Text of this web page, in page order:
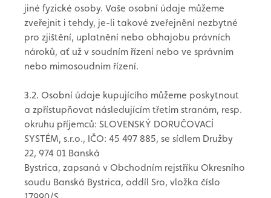
jiné fyzické osoby. Vaše osobní údaje můžeme
zveřejnit i tehdy, je-li takové zveřejnění nezbytné
pro zjištění, uplatnění nebo obhajobu právních
nároků, ať už v soudním řízení nebo ve správním
nebo mimosoudním řízení.
3.2. Osobní údaje kupujícího můžeme poskytnout
a zpřístupňovat následujícím třetím stranám, resp.
okruhu příjemců: SLOVENSKÝ DORUČOVACÍ
SYSTÉM, s.r.o., IČO: 45 497 885, se sídlem Družby
22, 974 01 Banská
Bystrica, zapsaná v Obchodním rejstříku Okresního
soudu Banská Bystrica, oddíl Sro, vložka číslo